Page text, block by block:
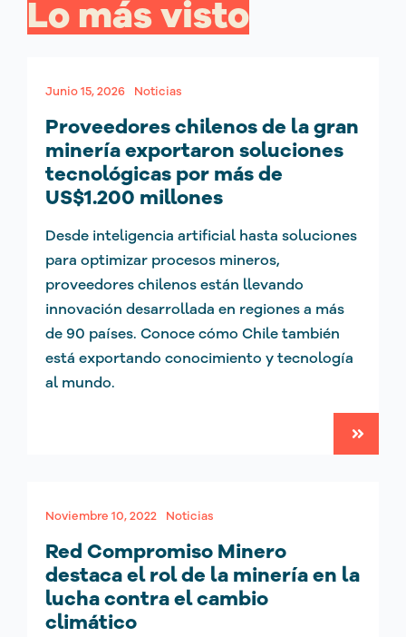
Lo más visto
Junio 15, 2026 Noticias
Proveedores chilenos de la gran
minería exportaron soluciones
tecnológicas por más de
US$1.200 millones
Desde inteligencia artificial hasta soluciones
para optimizar procesos mineros,
proveedores chilenos están llevando
innovación desarrollada en regiones a más
de 90 países. Conoce cómo Chile también
está exportando conocimiento y tecnología
al mundo.
Noviembre 10, 2022 Noticias
Red Compromiso Minero
destaca el rol de la minería en la
lucha contra el cambio
climático